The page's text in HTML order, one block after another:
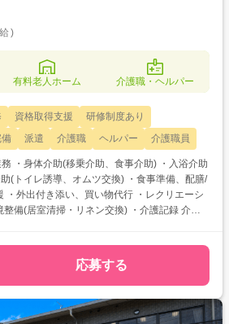
)
有料老人ホーム 介護職・ヘルパー
資格取得支援
研修制度あり
派遣 介護職 ヘルパー 介護職員
介助
(トイレ誘導、オムツ交換) ・食事準備、配膳/
・外出付き添い、買い物代行 ・レクリエーシ
備(居室清掃・リネン交換) ・介護記録 介護
った介護施設が知りたい
応募する